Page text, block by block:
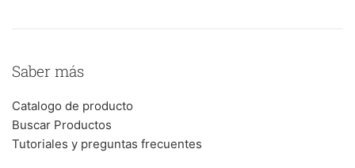
Saber más
Catalogo de producto
Buscar Productos
Tutoriales y preguntas frecuentes